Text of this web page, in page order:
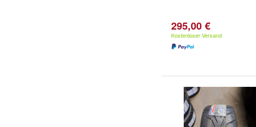
295,00 €
Kostenloser Versand